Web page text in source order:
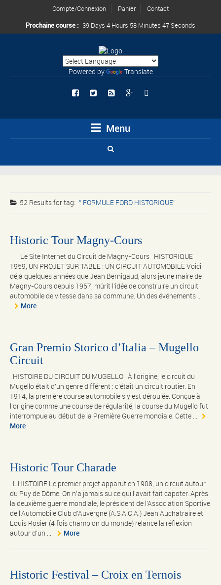
Compte/Connexion Panier
Contact
Prochaine course : 39 Days 4 Hours 58 Minutes 47 Seconds
Powered by Translate
Menu
52 Results fortag: FORMULE FORD HISTORIQUE
Historic Tour Magny-Cours
Le Site Internet du Circuit de Magny-Cours HISTORIQUE
1959, UN PROJET SUR TABLE : UN CIRCUIT AUTOMOBILE Voici
déjà quelques années que Jean Bernigaud, alors jeune maire de
Magny-Cours depuis 1957, mûrit l'idée de construire un circuit
automobile de vitesse dans sa commune. Un des événements ...
More
Gran Premio Storico d’Italia – Mugello
Circuit
HISTOIRE DU CIRCUIT DU MUGELLO À l'origine, le circuit du
Mugello était d'un genre différent : c'était un circuit routier. En
1914, la première course automobile s'y est déroulée. Conçue à
l'origine comme une course de régularité, la course du Mugello fut
interrompue au début de la Première Guerre mondiale. Cette ...
More
Historic Tour Charade
L'HISTOIRE Le premier projet apparut en 1908, un circuit autour
du Puy de Dôme. On n'a jamais su ce qui l'avait fait capoter. Après
la deuxième guerre mondiale, le président de l'Association Sportive
de l'Automobile Club d'Auvergne (A.S.A.C.A.) Jean Auchatraire et
Louis Rosier (4 fois champion du monde) relance la réflexion
autour d'un ...
More
Historic Festival – Croix en Ternois